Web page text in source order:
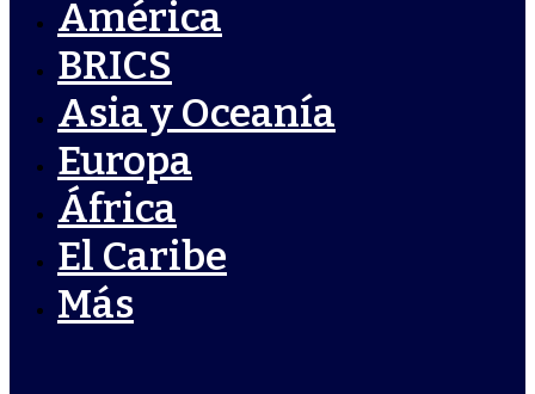
América
BRICS
Asia y Oceanía
Europa
África
El Caribe
Más